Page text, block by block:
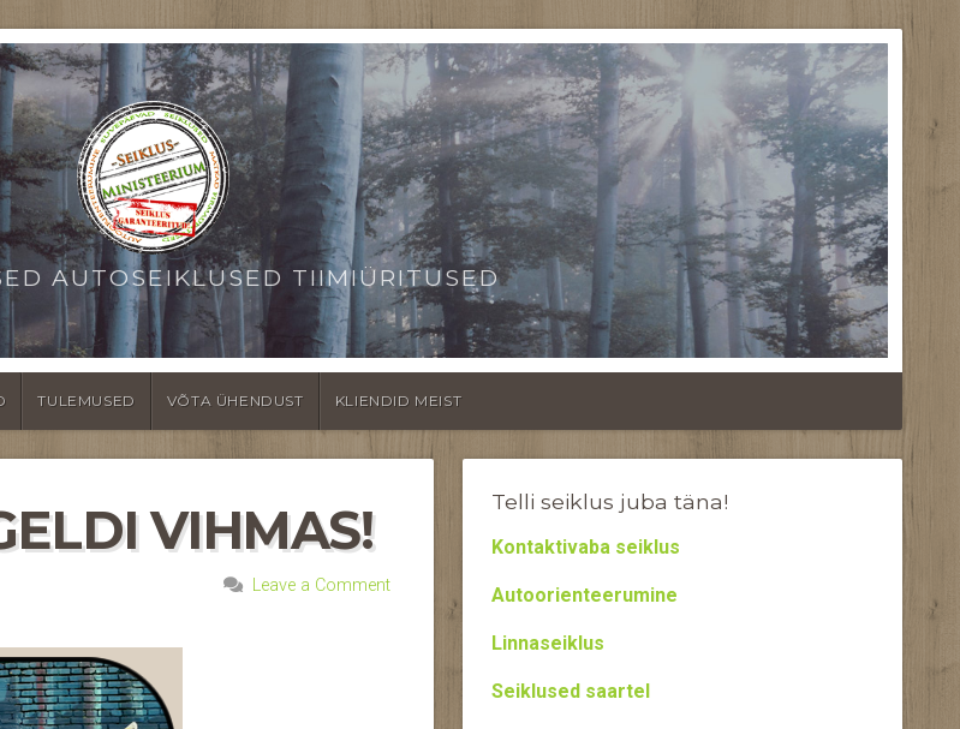
AUTOSEIKLUSED TIIMIÜRITUSED
TULEMUSED VÕTA ÜHENDUST KLIENDID MEIST
VIHMAS!
Leave a Comment
Telli seiklus juba täna!
Kontaktivaba seiklus
Autoorienteerumine
Linnaseiklus
Seiklused saartel